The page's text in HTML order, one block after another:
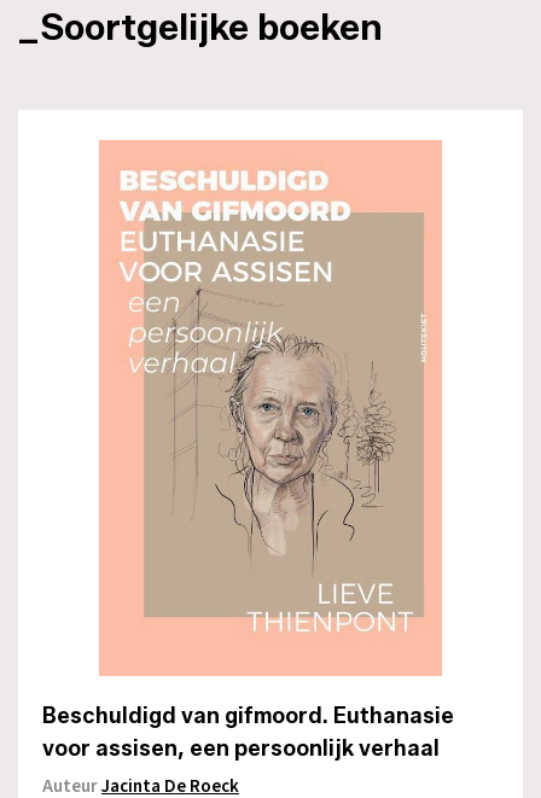
_Soortgelijke boeken
Beschuldigd van gifmoord. Euthanasie
voor assisen, een persoonlijk verhaal
AuteurJacinta De Roeck